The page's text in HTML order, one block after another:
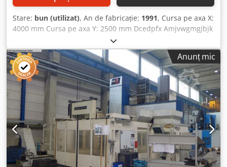
Stare: bun (utilizat), An de fabricație: 1991, Cursa pe axa X:
4000 mm Cursa pe axa Y: 2500 mm Dcedpfx Amjvwgmgjbjk
Cursa pe axa Z: 1200 mm Unitate de comandă: FIDIA M30
Putere arbore principal: 37 kW Turaţie maximă: 4500 rpm
Deschidere între montanţi: 2300 mm Distanţă între capul
de frezare şi suprafaţa de prindere: 1250 mm Priză sculă:
ISO SK-50 Dimensiuni masă - longitudinal: 3000 mm
Dimensiuni masă - transversal: 1500 mm Maşina de frezat
portal cu 5 axe Ingersoll-Bohle se află într-o stare bună şi
poate fi inspectată la vânzător, prin programare. Accesorii:
- Arbore principal de mare frecvenţă, turaţie ridicată, 3,8
kW cu 25.000 rpm Descriere: - Cap de frezare inclinabil cu
ax reglabil continuu (turaţie 4500 rpm)
Anunț mic